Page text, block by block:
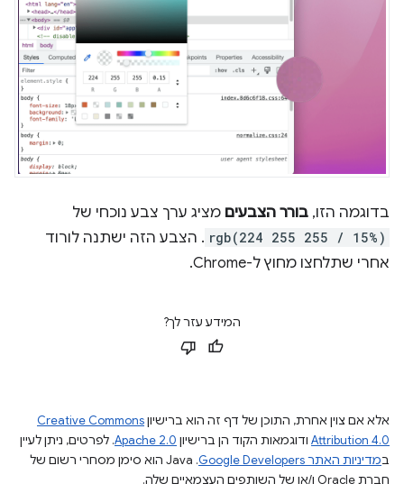
בדוגמה הזו, בורר הצבעים מציג ערך צבע נוכחי של
rgb(224 255 255 / 15%) . הצבע הזה ישתנה לורוד
אחרי שתלחצו מחוץ ל-Chrome.
המידע עזר לך?
אלא אם צוין אחרת, התוכן של דף זה הוא ברישיוןCreative Commons
Attribution 4.0 ודוגמאות הקוד הן ברישיון Apache 2.0. לפרטים, ניתן לעיין
במדיניות האתר Google Developers‏
.‏ Java הוא סימן מסחרי רשום של
חברת Oracle ו/או של השותפים העצמאיים שלה.